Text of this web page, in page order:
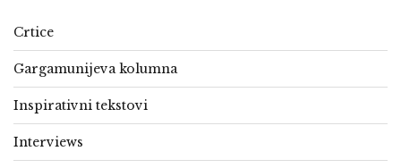
Crtice
Gargamunijeva kolumna
Inspirativni tekstovi
Interviews